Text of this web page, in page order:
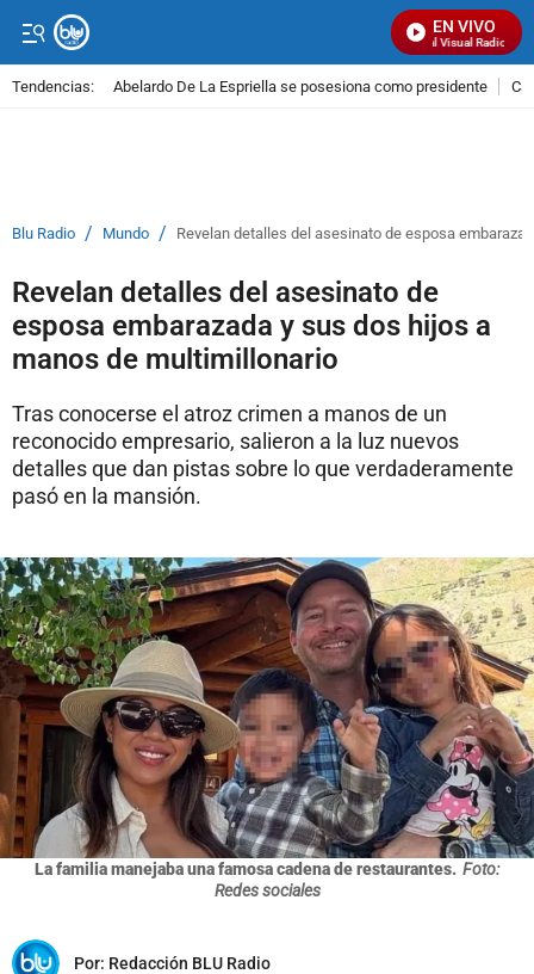
EN VIVO
Señal Visual Radio
Tendencias: Abelardo De La Espriella se posesiona como presidente
Blu Radio / Mundo / Revelan detalles del asesinato de esposa
Revelan detalles del asesinato de
esposa embarazada y sus dos hijos a
manos de multimillonario
Tras conocerse el atroz crimen a manos de un
reconocido empresario, salieron a la luz nuevos
detalles que dan pistas sobre lo que verdaderamente
pasó en la mansión.
La familia manejaba una famosa cadena de restaurantes. Foto:
Redes sociales
Por: Redacción BLU Radio